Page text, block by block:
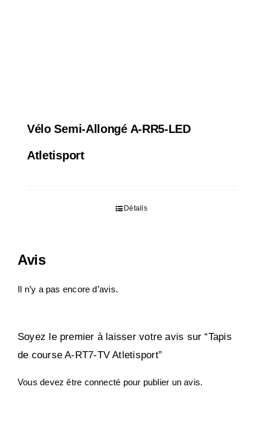
Vélo Semi-Allongé A-RR5-LED
Atletisport
Détails
Avis
Il n’y a pas encore d’avis.
Soyez le premier à laisser votre avis sur “Tapis
de course A-RT7-TV Atletisport”
Vous devez être connecté pour publier un avis.